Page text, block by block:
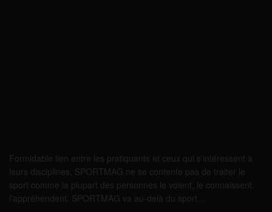
Formidable lien entre les pratiquants et ceux qui s’intéressent à
leurs disciplines, SPORTMAG ne se contente pas de traiter le
sport comme la plupart des personnes le voient, le connaissent,
l’appréhendent. SPORTMAG va au-delà du sport…